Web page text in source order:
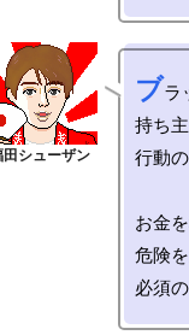
ブラ
持ち
行動
お金
危険